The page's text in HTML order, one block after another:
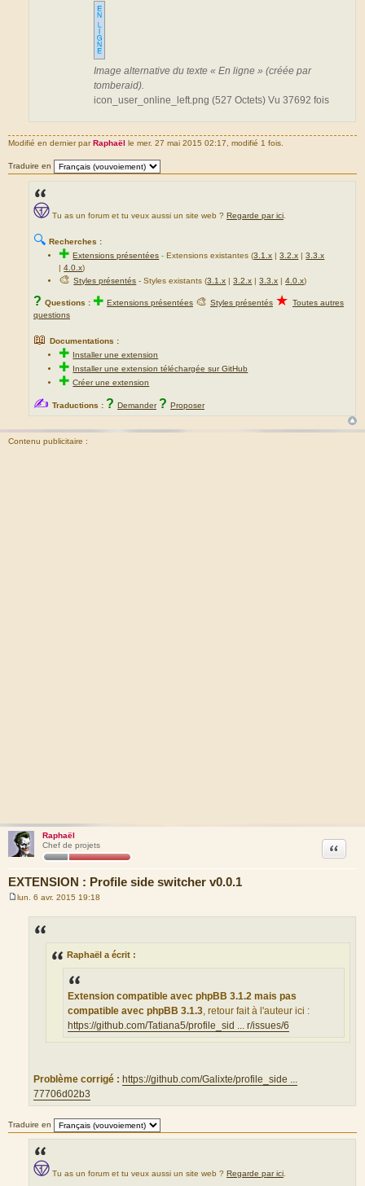
Image alternative du texte « En ligne » (créée par
tomberaid).
icon_user_online_left.png (527 Octets) Vu 37692 fois
Modifié en dernier parRaphaël le mer. 27 mai 2015 02:17, modifié 1 fois.
Traduire en
Tu as un forum et tu veux aussi un site web ? Regarde par ici
🔍 Recherches :
✚Extensions présentées -Extensions existantes (3.1.x |3.2.x |3.3.x
|4.0.x)
🎨Styles présentés - Styles existants (3.1.x |3.2.x |3.3.x |4.0.x)
? Questions : ✚ Extensions présentées 🎨 Styles présentés ★ Toutes autres
questions
📖 Documentations :
✚ Installer une extension
✚ Installer une extension téléchargée sur GitHub
✚Créer une extension
✍ Traductions : ? Demander ? Proposer
Contenu publicitaire :
Raphaël
Chef de projets
EXTENSION : Profile side switcher v0.0.1
Citation
lun. 6 avr. 2015 19:18
Raphaël a écrit :
Extension compatible avec phpBB 3.1.2 mais pas
compatible avec phpBB 3.1.3 , retour fait à l'auteur ici :
https://github.com/Tatiana5/profile_sid ... r/issues/6
Problème corrigé : https://github.com/Galixte/profile_side ...
77706d02b3
Traduire en
Tu as un forum et tu veux aussi un site web ? Regarde par ici